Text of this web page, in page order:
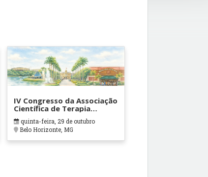
IV Congresso da Associação
Científica de Terapia
Ocupacional em Contextos
Hospitalares e Cuidados
Paliativos - ATOHOSP
quinta-feira, 29 de outubro
Belo Horizonte, MG